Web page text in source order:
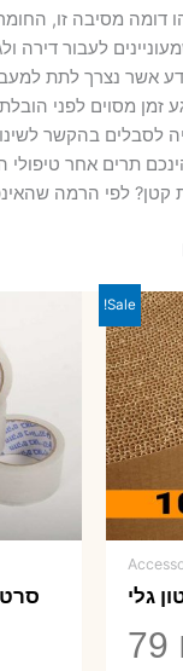
דומה מסיבה זו,
לעבור דירה
אשר נצרך לתת
זמן מסוים לפני
לסבלים בהקשר
תרים אחר טיפולי
קטן? לפי הרמה
Sale!
גלי
79
סרט דבק